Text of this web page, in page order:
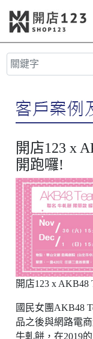
開店123 x
開跑囉!
開店123 x AKB48
國民女團AKB48
品之後與網路電
牛軋餅，在2019